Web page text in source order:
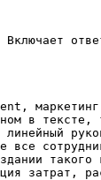
в тексте,
затрат,